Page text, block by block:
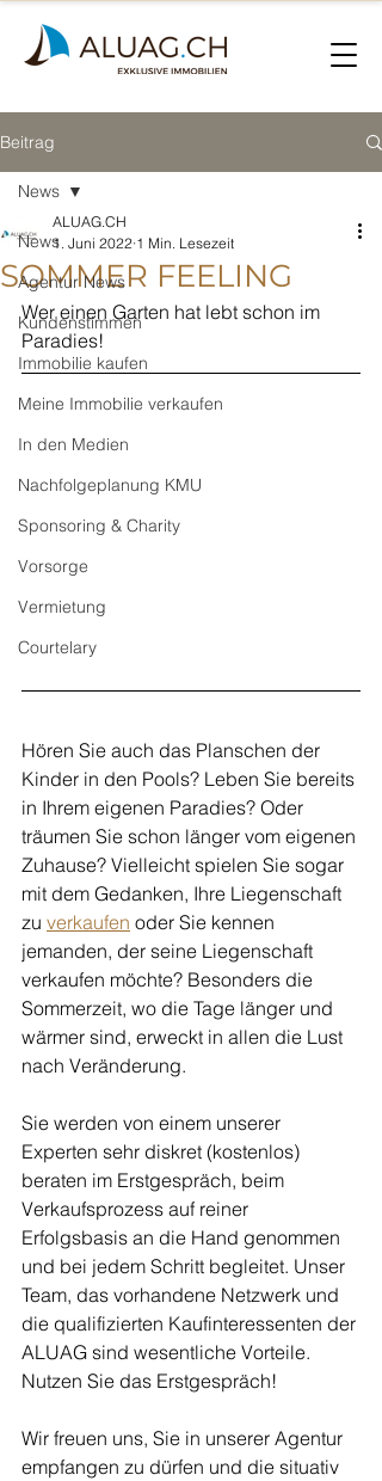
Beitrag
News
Agentur News
Kundenstimmen
Immobilie kaufen
Meine Immobilie verkaufen
In den Medien
Nachfolgeplanung KMU
Sponsoring & Charity
Vorsorge
Vermietung
Courtelary
News
SOMMER FEELING
ALUAG.CH
1. Juni 2022 1 Min. Lesezeit
Wer einen Garten hat lebt schon im
Paradies!
Hören Sie auch das Planschen der
Kinder in den Pools? Leben Sie bereits
in Ihrem eigenen Paradies? Oder
träumen Sie schon länger vom eigenen
Zuhause? Vielleicht spielen Sie sogar
mit dem Gedanken, Ihre Liegenschaft
zu verkaufen oder Sie kennen
jemanden, der seine Liegenschaft
verkaufen möchte? Besonders die
Sommerzeit, wo die Tage länger und
wärmer sind, erweckt in allen die Lust
nach Veränderung.
Sie werden von einem unserer
Experten sehr diskret (kostenlos)
beraten im Erstgespräch, beim
Verkaufsprozess auf reiner
Erfolgsbasis an die Hand genommen
und bei jedem Schritt begleitet. Unser
Team, das vorhandene Netzwerk und
die qualifizierten Kaufinteressenten der
ALUAG sind wesentliche Vorteile.
Nutzen Sie das Erstgespräch!
Wir freuen uns, Sie in unserer Agentur
empfangen zu dürfen und die situativ